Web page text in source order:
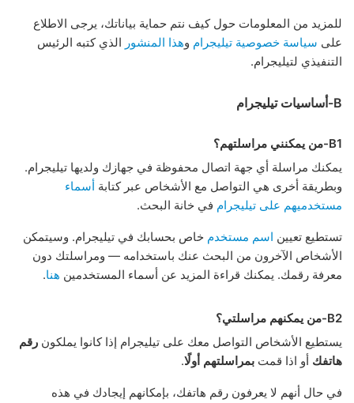
للمزيد من المعلومات حول كيف نتم حماية بياناتك، يرجى الاطلاع
على سياسة خصوصية تيليجرام وهذا المنشور الذي كتبه الرئيس
التنفيذي لتيليجرام.
B-أساسيات تيليجرام
B1-من يمكنني مراسلتهم؟
يمكنك مراسلة أي جهة اتصال محفوظة في جهازك ولديها تيليجرام.
وبطريقة أخرى هي التواصل مع الأشخاص عبر كتابة أسماء
مستخدميهم على تيليجرام في خانة البحث.
تستطيع تعيين اسم مستخدم خاص بحسابك في تيليجرام. وسيتمكن
الأشخاص الآخرون من البحث عنك باستخدامه — ومراسلتك دون
معرفة رقمك. يمكنك قراءة المزيد عن أسماء المستخدمين هنا.
B2-من يمكنهم مراسلتي؟
يستطيع الأشخاص التواصل معك على تيليجرام إذا كانوا يملكون رقم
هاتفك أو اذا قمت بمراسلتهم أولًا.
في حال أنهم لا يعرفون رقم هاتفك، بإمكانهم إيجادك في هذه